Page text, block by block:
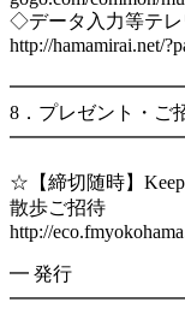
◇データ入力等テレ
http://hamamirai.net/
8．プレゼント・ご
☆【締切随時】Keep
散歩ご招待
http://
━ 発行